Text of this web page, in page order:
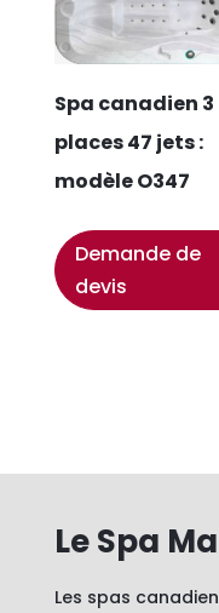
Spa canadien 3
places 47 jets :
modèle O347
Demande de
devis
Le Spa
Les spas